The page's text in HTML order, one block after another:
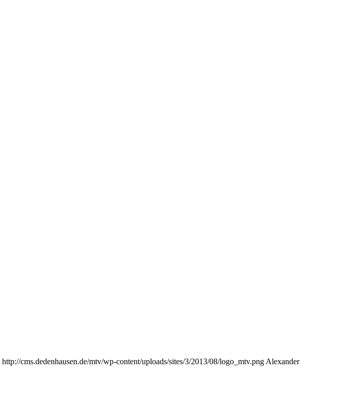
http://cms.dedenhausen.de/mtv/wp-content/uploads/sites/3/2013/08/logo_mtv.png Alexander